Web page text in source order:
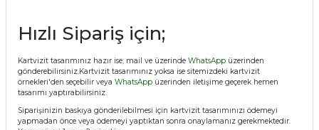
Hızlı Sipariş için;
Kartvizit tasarımınız hazır ise; mail ve üzerinde WhatsApp üzerinden
gönderebilirsiniz.Kartvizit tasarımınız yoksa ise sitemizdeki kartvizit
örnekleri'den seçebilir veya WhatsApp üzerinden iletişime geçerek hemen
tasarımı yaptırabilirsiniz.
Siparişinizin baskıya gönderilebilmesi için kartvizit tasarımınızı ödemeyi
yapmadan önce veya ödemeyi yaptıktan sonra onaylamanız gerekmektedir.